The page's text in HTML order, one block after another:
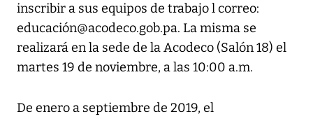
inscribir a sus equipos de trabajo l correo:
educación@acodeco.gob.pa. La misma se
realizará en la sede de la Acodeco (Salón 18) el
martes 19 de noviembre, a las 10:00 a.m.
De enero a septiembre de 2019, el